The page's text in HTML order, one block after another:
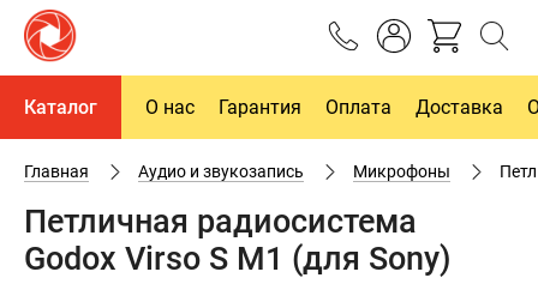
Каталог О нас Гарантия Оплата Доставка
Главная Аудио и звукозапись Микрофоны
Петличная радиосистема
Godox Virso S M1 (для Sony)